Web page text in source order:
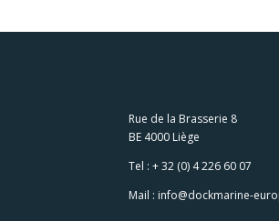
Rue de la Brasserie 8
BE 4000 Liège
Tel : + 32 (0) 4 226 60 07
Mail : info@dockmarine-